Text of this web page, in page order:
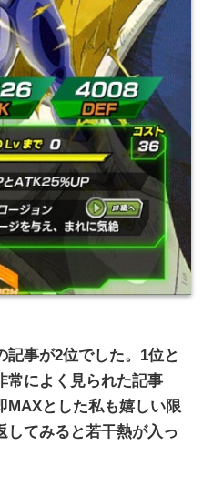
記事が2位でした。 1位と
常によく見られた記事
MAXとした私も嬉しい限
してみると若干熱が入っ